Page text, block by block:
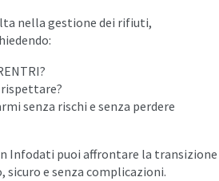
nella gestione dei rifiuti,
senza rischi e senza perdere
Infodati puoi affrontare la transizione
sicuro e senza complicazioni.